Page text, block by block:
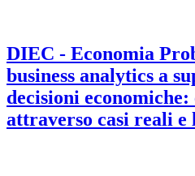
DIEC - Economia
business analytics a
decisioni economiche:
attraverso casi reali